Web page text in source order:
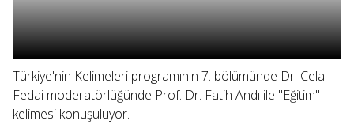
Türkiye'nin Kelimeleri programının 7. bölümünde Dr. Celal
Fedai moderatörlüğünde Prof. Dr. Fatih Andı ile "Eğitim"
kelimesi konuşuluyor.